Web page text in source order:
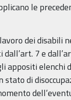
le
dei disabili
7 e
appositi elenchi
di